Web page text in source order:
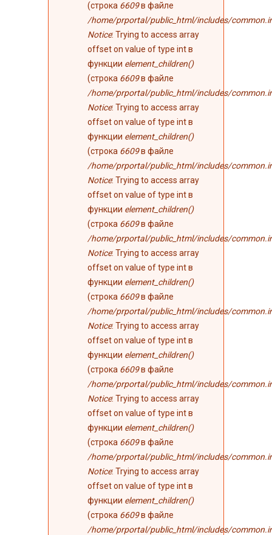
(строка 6609в файле
/home/prportal/public_html/includes/
Notice: Trying to access array
offset on value of type int в
функции element_children()
(строка 6609в файле
/home/prportal/public_html/includes/
Notice: Trying to access array
offset on value of type int в
функции element_children()
(строка 6609в файле
/home/prportal/public_html/includes/
Notice: Trying to access array
offset on value of type int в
функции element_children()
(строка 6609в файле
/home/prportal/public_html/includes/
Notice: Trying to access array
offset on value of type int в
функции element_children()
(строка 6609в файле
/home/prportal/public_html/includes/
Notice: Trying to access array
offset on value of type int в
функции element_children()
(строка 6609в файле
/home/prportal/public_html/includes/
Notice: Trying to access array
offset on value of type int в
функции element_children()
(строка 6609в файле
/home/prportal/public_html/includes/
Notice: Trying to access array
offset on value of type int в
функции element_children()
(строка 6609в файле
/home/prportal/public_html/includes/